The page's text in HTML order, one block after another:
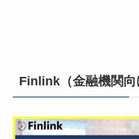
Finlink（金融機関向